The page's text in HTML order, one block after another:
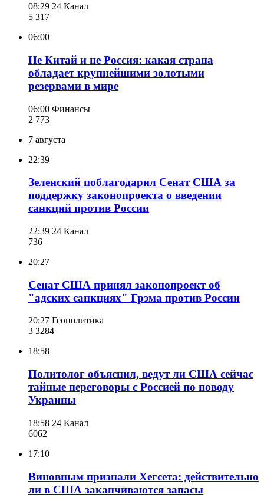
08:29 24 Канал
5 317
06:00
Не Китай и не Россия: какая страна
обладает крупнейшими золотыми
резервами в мире
06:00 Финансы
2 773
7 августа
22:39
Зеленский поблагодарил Сенат США за
поддержку законопроекта о введении
санкций против России
22:39 24 Канал
736
20:27
Сенат США принял законопроект об
"адских санкциях" Грэма против России
20:27 Геополитика
3 3284
18:58
Политолог объяснил, ведут ли США сейчас
тайные переговоры с Россией по поводу
Украины
18:58 24 Канал
6062
17:10
Виновным признали Хегсета: действительно
ли в США заканчиваются запасы